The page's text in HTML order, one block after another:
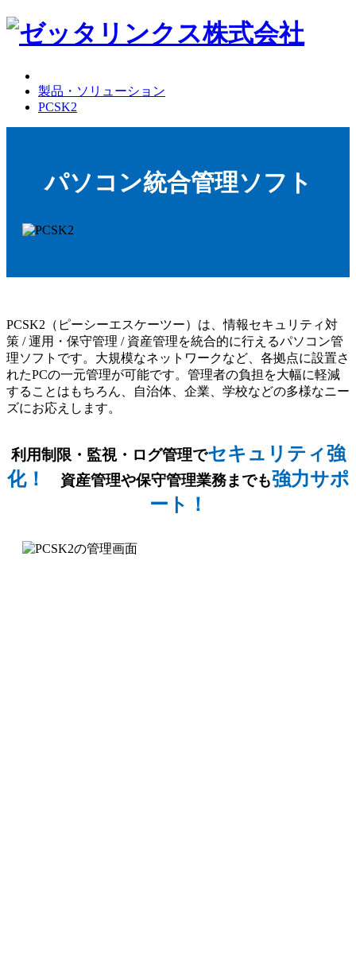
製品・ソリューション
PCSK2
パソコン統合管理ソフト
PCSK2（ピーシーエスケーツー）は、情報セキュリティ対
策 / 運用・保守管理 / 資産管理を統合的に行えるパソコン管
理ソフトです。大規模なネットワークなど、 各拠点に設置さ
れたPCの一元管理が可能です。管理者の負担を大幅に軽減
することはもちろん、自治体、企業、学校などの多様なニー
ズにお応えします。
利用制限・監視・ログ管理でセキュリティ強
化！
資産管理や保守管理業務までも強力サポ
ート！